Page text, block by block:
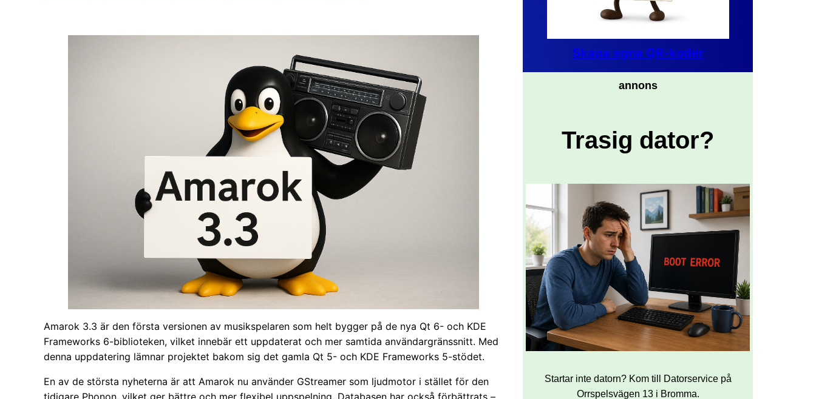
Amarok 3.3 är den första versionen av musikspelaren som helt bygger på de nya Qt 6- och KDE
Frameworks 6-biblioteken, vilket innebär ett uppdaterat och mer samtida användargränssnitt. Med
denna uppdatering lämnar projektet bakom sig det gamla Qt 5- och KDE Frameworks 5-stödet.
En av de största nyheterna är att Amarok nu använder GStreamer som ljudmotor i stället för den
tidigare Phonon, vilket ger bättre och mer flexibel uppspelning. Databasen har också förbättrats –
Skapa egna QR-koder
annons
Trasig dator?
Startar inte datorn? Kom till Datorservice på
Orrspelsvägen 13 i Bromma.